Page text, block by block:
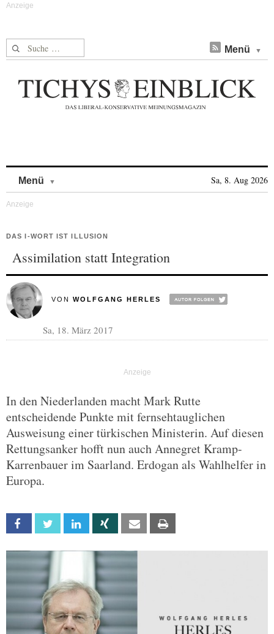
Suche nach: Menü
Menü Sa, 8. Aug 2026
DAS I-WORT IST ILLUSION
Assimilation statt Integration
VON WOLFGANG HERLES
Sa, 18. März 2017
In den Niederlanden macht Mark Rutte
entscheidende Punkte mit fernsehtauglichen
Ausweisung einer türkischen Ministerin. Auf diesen
Rettungsanker hofft nun auch Annegret Kramp-
Karrenbauer im Saarland. Erdogan als Wahlhelfer in
Europa.
Facebook Twitter Linkedin Xing Email